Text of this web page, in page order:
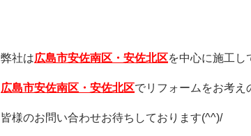
弊社は広島市安佐南区・安佐北区を中心に施工し
広島市安佐南区・安佐北区でリフォームをお考え
皆様のお問い合わせお待ちしております(^^)/